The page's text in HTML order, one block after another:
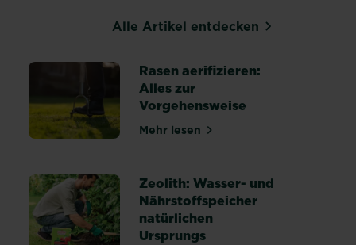
Alle Artikel entdecken
erkennen, behandeln und vorbeugen
Rasen aerifizieren:
Alles zur
Vorgehensweise
Mehr lesenüber Rasen aerifizieren: Alles
gesunden Rasen
Zeolith: Wasser- und
Nährstoffspeicher
natürlichen
Ursprungs